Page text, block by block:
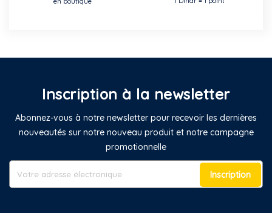
Inscription à la newsletter
Abonnez-vous à notre newsletter pour recevoir les dernières
nouveautés sur notre nouveau produit et notre campagne
promotionnelle
Inscription